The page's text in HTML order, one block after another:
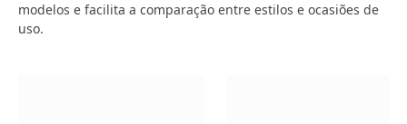
modelos e facilita a comparação entre estilos e ocasiões de
uso.